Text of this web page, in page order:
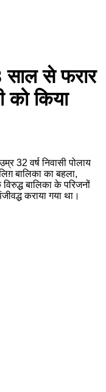
साल से फरार
को किया
32 वर्ष निवासी पोलाय
बालिका का बहला,
बालिका के परिजनों
कराया गया था।